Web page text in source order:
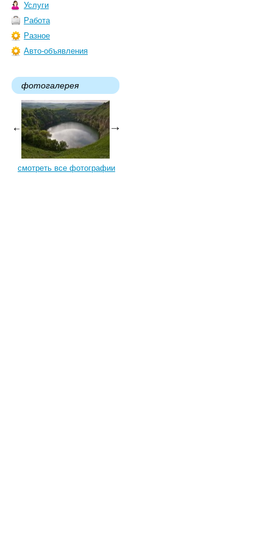
Услуги
Работа
Разное
Авто-объявления
фотогалерея
смотреть все фотографии